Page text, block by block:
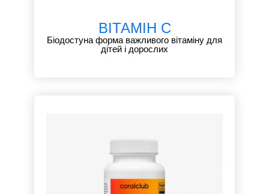
ВІТАМІН С
Біодостуна форма важливого вітаміну для
дітей і дорослих